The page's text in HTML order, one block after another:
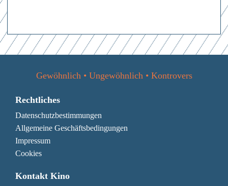
Gewöhnlich • Ungewöhnlich • Kontrovers
Rechtliches
Datenschutzbestimmungen
Allgemeine Geschäftsbedingungen
Impressum
Cookies
Kontakt Kino